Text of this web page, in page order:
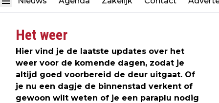
Het weer
Hier vind je de laatste updates over het
weer voor de komende dagen, zodat je
altijd goed voorbereid de deur uitgaat. Of
je nu een dagje de binnenstad verkent of
gewoon wilt weten of je een paraplu nodig